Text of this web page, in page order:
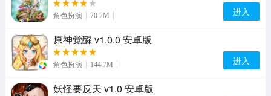
角色扮演 70.2M 进入
原神觉醒 v1.0.0 安卓版
角色扮演 144.7M 进入
妖怪要反天 v1.0 安卓版